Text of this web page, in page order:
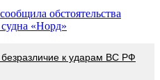
обстоятельства
«Норд»
к ударам ВС РФ